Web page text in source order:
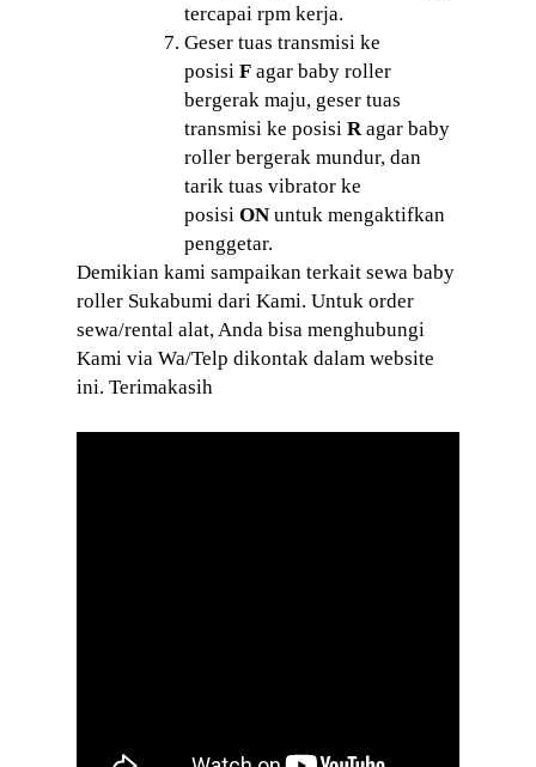
tercapai rpm kerja.
Geser tuas transmisi ke
posisi F agar baby roller
bergerak maju, geser tuas
transmisi ke posisi Ragar baby
roller bergerak mundur, dan
tarik tuas vibrator ke
posisi ON untuk mengaktifkan
penggetar.
Demikian kami sampaikan terkait sewa baby
roller Sukabumi dari Kami. Untuk order
sewa/rental alat, Anda bisa menghubungi
Kami via Wa/Telp dikontak dalam website
ini. Terimakasih